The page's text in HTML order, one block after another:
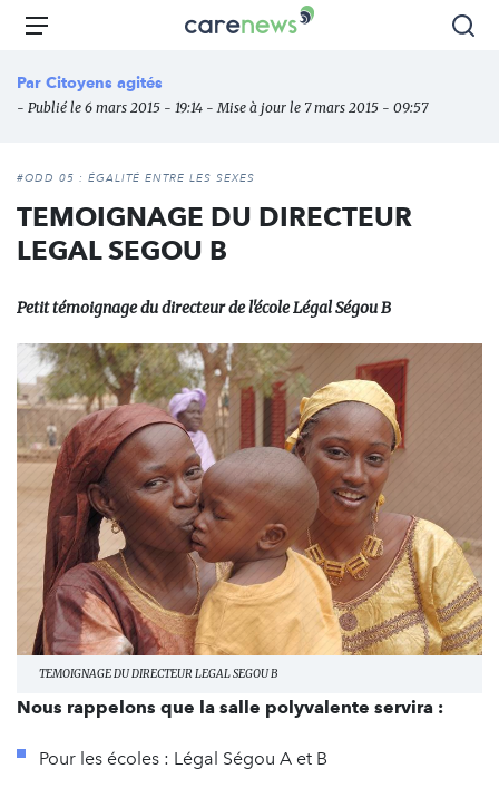
Aller
principal
Carenews,
des
l'engagement
Menu
Par Citoyens agités
- Publié le 6 mars 2015 - 19:14 - Mise à jour le 7 mars 2015 - 09:57
#ODD 05 : ÉGALITÉ ENTRE LES SEXES
TEMOIGNAGE DU DIRECTEUR
LEGAL SEGOU B
Petit témoignage du directeur de l'école Légal Ségou B
TEMOIGNAGE DU DIRECTEUR LEGAL SEGOU B
Nous rappelons que la salle polyvalente servira :
Pour les écoles : Légal Ségou A et B